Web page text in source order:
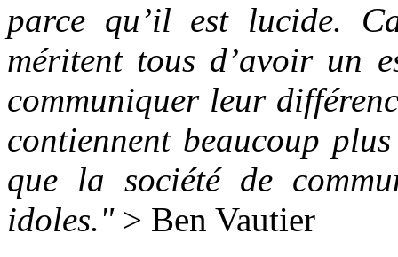
parce qu’il est lucide.
méritent tous d’avoir un
communiquer leur
contiennent beaucoup
que la société de
idoles." > Ben Vautier